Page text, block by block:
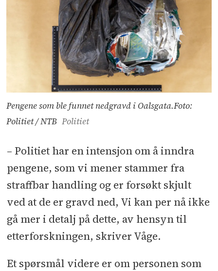
Pengene som ble funnet nedgravd i Oalsgata.Foto:
Politiet / NTB Politiet
– Politiet har en intensjon om å inndra
pengene, som vi mener stammer fra
straffbar handling og er forsøkt skjult
ved at de er gravd ned, Vi kan per nå ikke
gå mer i detalj på dette, av hensyn til
etterforskningen, skriver Våge.
Et spørsmål videre er om personen som